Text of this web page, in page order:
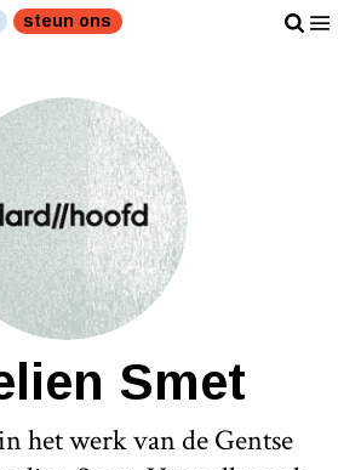
steun ons
Smet
het werk van de Gentse